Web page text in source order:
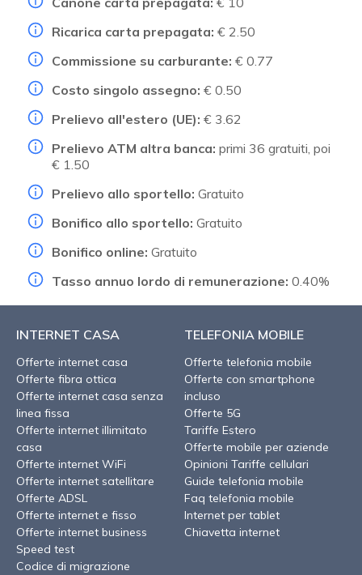
Ricarica carta prepagata: € 2.50
Commissione su carburante: € 0.77
Costo singolo assegno: € 0.50
Prelievo all'estero (UE): € 3.62
Prelievo ATM altra banca: primi 36 gratuiti, poi
€ 1.50
Prelievo allo sportello: Gratuito
Bonifico allo sportello: Gratuito
Bonifico online: Gratuito
Tasso annuo lordo di remunerazione: 0.40%
INTERNET CASA
Offerte internet casa
Offerte fibra ottica
Offerte internet casa senza
linea fissa
Offerte internet illimitato
casa
Offerte internet WiFi
Offerte internet satellitare
Offerte ADSL
Offerte internet e fisso
Offerte internet business
Speed test
Codice di migrazione
TELEFONIA MOBILE
Offerte telefonia mobile
Offerte con smartphone
incluso
Offerte 5G
Tariffe Estero
Offerte mobile per aziende
Opinioni Tariffe cellulari
Guide telefonia mobile
Faq telefonia mobile
Internet per tablet
Chiavetta internet